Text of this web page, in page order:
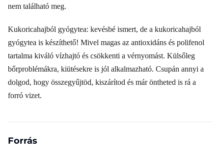
nem található meg.
Kukoricahajból gyógytea: kevésbé ismert, de a kukoricahajból
gyógytea is készíthető! Mivel magas az antioxidáns és polifenol
tartalma kiváló vízhajtó és csökkenti a vérnyomást. Külsőleg
bőrproblémákra, kiütésekre is jól alkalmazható. Csupán annyi a
dolgod, hogy összegyűjtöd, kiszárítod és már öntheted is rá a
forró vizet.
Forrás